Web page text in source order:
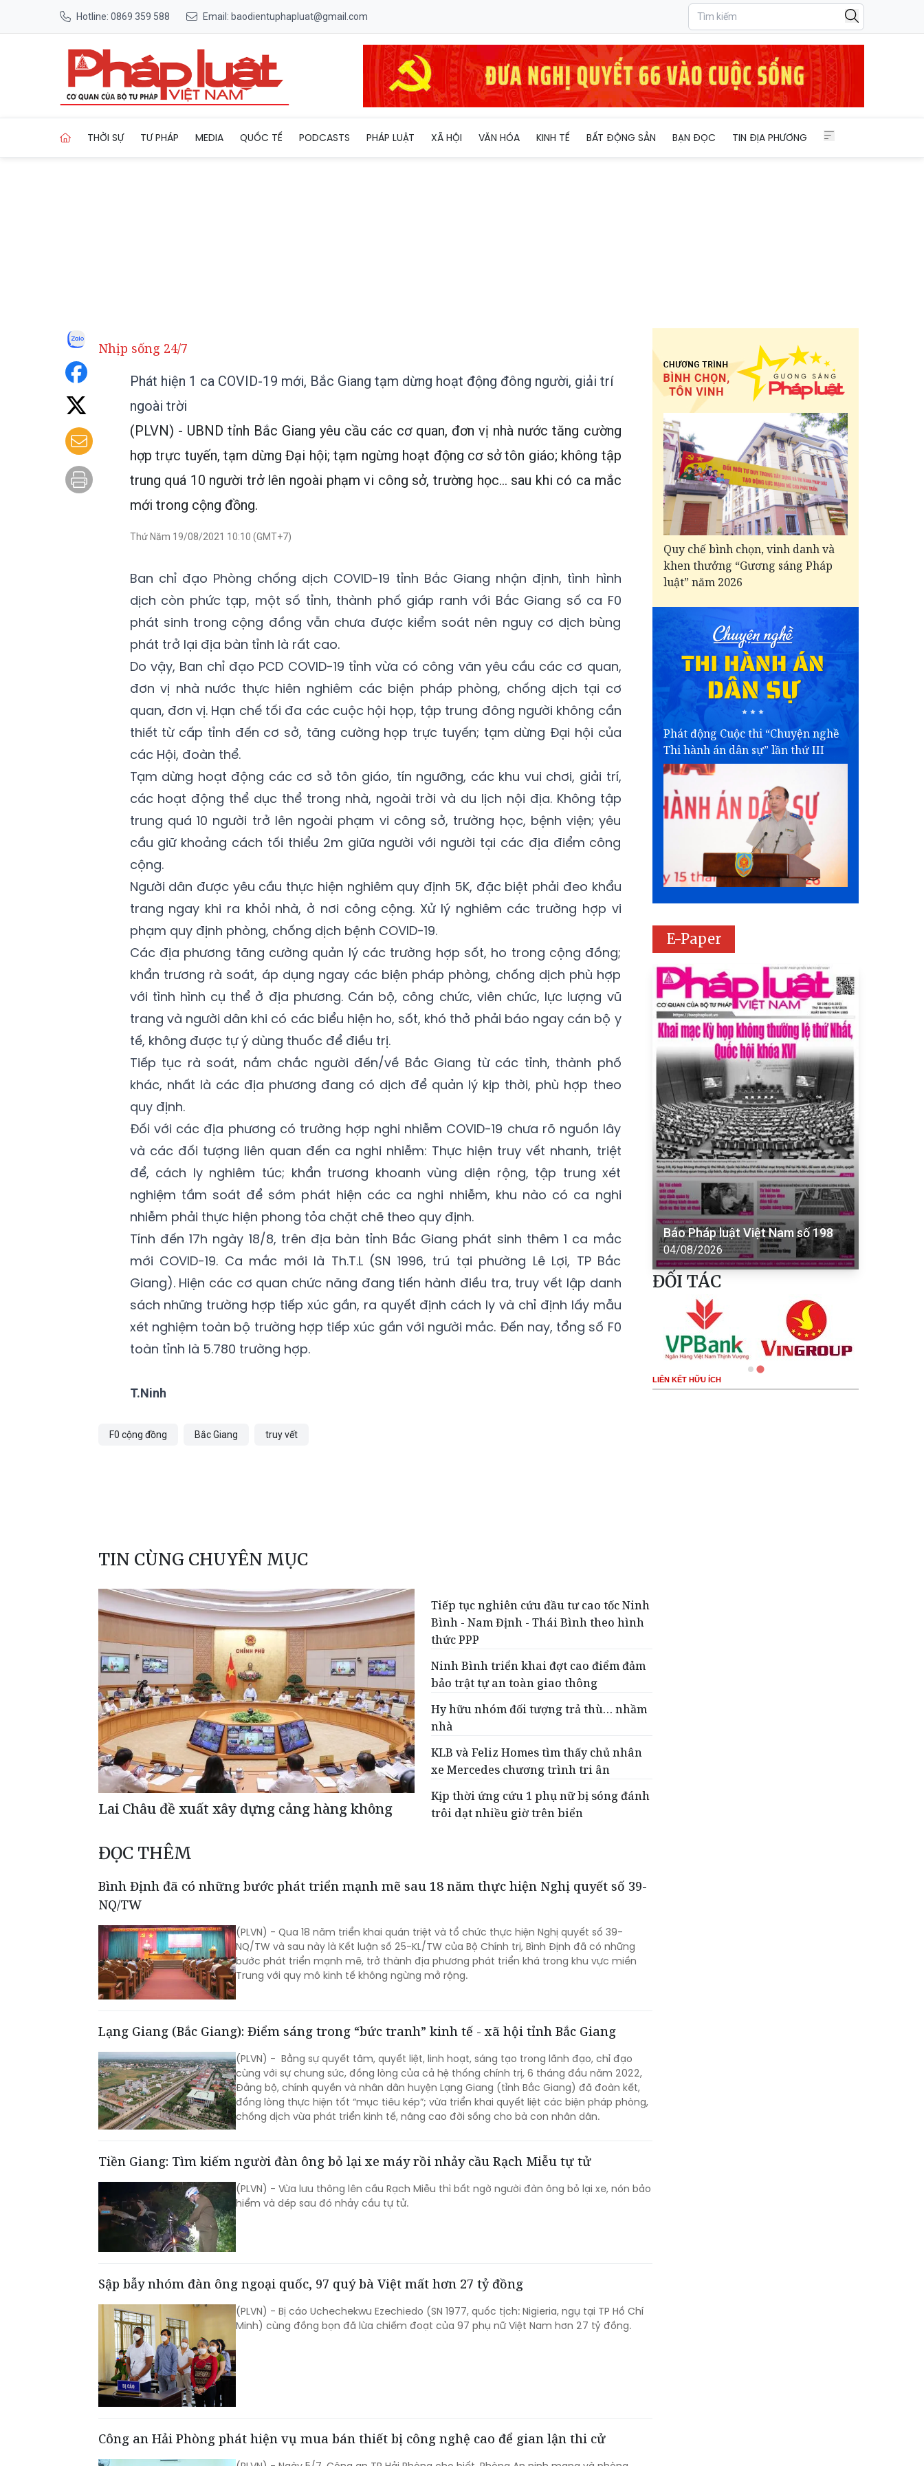
Hotline: 0869 359 588 Email: baodientuphapluat@gmail.com
THỜI SỰ TƯ PHÁP MEDIA QUỐC TẾ PODCASTS PHÁP LUẬT XÃ HỘI VĂN HÓA KINH TẾ BẤT ĐỘNG SẢN BẠN ĐỌC TIN ĐỊA PHƯƠNG
Nhịp sống 24/7
Phát hiện 1 ca COVID-19 mới, Bắc Giang tạm dừng hoạt động đông người, giải trí
ngoài trời
(PLVN) - UBND tỉnh Bắc Giang yêu cầu các cơ quan, đơn vị nhà nước tăng cường
hợp trực tuyến, tạm dừng Đại hội; tạm ngừng hoạt động cơ sở tôn giáo; không tập
trung quá 10 người trở lên ngoài phạm vi công sở, trường học… sau khi có ca mắc
mới trong cộng đồng.
Thứ Năm 19/08/2021 10:10 (GMT+7)
Ban chỉ đạo Phòng chống dịch COVID-19 tỉnh Bắc Giang nhận định, tình hình
dịch còn phức tạp, một số tỉnh, thành phố giáp ranh với Bắc Giang số ca F0
phát sinh trong cộng đồng vẫn chưa được kiểm soát nên nguy cơ dịch bùng
phát trở lại địa bàn tỉnh là rất cao.
Do vậy, Ban chỉ đạo PCD COVID-19 tỉnh vừa có công văn yêu cầu các cơ quan,
đơn vị nhà nước thực hiên nghiêm các biện pháp phòng, chống dịch tại cơ
quan, đơn vị. Hạn chế tối đa các cuộc hội họp, tập trung đông người không cần
thiết từ cấp tỉnh đến cơ sở, tăng cường họp trực tuyến; tạm dừng Đại hội của
các Hội, đoàn thể.
Tạm dừng hoạt động các cơ sở tôn giáo, tín ngưỡng, các khu vui chơi, giải trí,
các hoạt động thể dục thể trong nhà, ngoài trời và du lịch nội địa. Không tập
trung quá 10 người trở lên ngoài phạm vi công sở, trường học, bệnh viện; yêu
cầu giữ khoảng cách tối thiểu 2m giữa người với người tại các địa điểm công
cộng.
Người dân được yêu cầu thực hiện nghiêm quy định 5K, đặc biệt phải đeo khẩu
trang ngay khi ra khỏi nhà, ở nơi công cộng. Xử lý nghiêm các trường hợp vi
phạm quy định phòng, chống dịch bệnh COVID-19.
Các địa phương tăng cường quản lý các trường hợp sốt, ho trong cộng đồng;
khẩn trương rà soát, áp dụng ngay các biện pháp phòng, chống dịch phù hợp
với tình hình cụ thể ở địa phương. Cán bộ, công chức, viên chức, lực lượng vũ
trang và người dân khi có các biểu hiện ho, sốt, khó thở phải báo ngay cán bộ y
tế, không được tự ý dùng thuốc để điều trị.
Tiếp tục rà soát, nắm chắc người đến/về Bắc Giang từ các tỉnh, thành phố
khác, nhất là các địa phương đang có dịch để quản lý kịp thời, phù hợp theo
quy định.
Đối với các địa phương có trường hợp nghi nhiễm COVID-19 chưa rõ nguồn lây
và các đối tượng liên quan đến ca nghi nhiễm: Thực hiện truy vết nhanh, triệt
để, cách ly nghiêm túc; khẩn trương khoanh vùng diện rộng, tập trung xét
nghiệm tầm soát để sớm phát hiện các ca nghi nhiễm, khu nào có ca nghi
nhiễm phải thực hiện phong tỏa chặt chẽ theo quy định.
Tính đến 17h ngày 18/8, trên địa bàn tỉnh Bắc Giang phát sinh thêm 1 ca mắc
mới COVID-19. Ca mắc mới là Th.T.L (SN 1996, trú tại phường Lê Lợi, TP Bắc
Giang). Hiện các cơ quan chức năng đang tiến hành điều tra, truy vết lập danh
sách những trường hợp tiếp xúc gần, ra quyết định cách ly và chỉ định lấy mẫu
xét nghiệm toàn bộ trường hợp tiếp xúc gần với người mắc. Đến nay, tổng số F0
toàn tỉnh là 5.780 trường hợp.
T.Ninh
F0 cộng đồng Bắc Giang truy vết
TIN CÙNG CHUYÊN MỤC
Lai Châu đề xuất xây dựng cảng hàng không
Tiếp tục nghiên cứu đầu tư cao tốc Ninh
Bình - Nam Định - Thái Bình theo hình
thức PPP
Ninh Bình triển khai đợt cao điểm đảm
bảo trật tự an toàn giao thông
Hy hữu nhóm đối tượng trả thù… nhầm
nhà
KLB và Feliz Homes tìm thấy chủ nhân
xe Mercedes chương trình tri ân
Kịp thời ứng cứu 1 phụ nữ bị sóng đánh
trôi dạt nhiều giờ trên biển
ĐỌC THÊM
Bình Định đã có những bước phát triển mạnh mẽ sau 18 năm thực hiện Nghị quyết số 39-
NQ/TW
(PLVN) - Qua 18 năm triển khai quán triệt và tổ chức thực hiện Nghị quyết số 39-
NQ/TW và sau này là Kết luận số 25-KL/TW của Bộ Chính trị, Bình Định đã có những
bước phát triển mạnh mẽ, trở thành địa phương phát triển khá trong khu vực miền
Trung với quy mô kinh tế không ngừng mở rộng.
Lạng Giang (Bắc Giang): Điểm sáng trong “bức tranh” kinh tế - xã hội tỉnh Bắc Giang
(PLVN) - Bằng sự quyết tâm, quyết liệt, linh hoạt, sáng tạo trong lãnh đạo, chỉ đạo
cùng với sự chung sức, đồng lòng của cả hệ thống chính trị, 6 tháng đầu năm 2022,
Đảng bộ, chính quyền và nhân dân huyện Lạng Giang (tỉnh Bắc Giang) đã đoàn kết,
đồng lòng thực hiện tốt “mục tiêu kép”; vừa triển khai quyết liệt các biện pháp phòng,
chống dịch vừa phát triển kinh tế, nâng cao đời sống cho bà con nhân dân.
Tiền Giang: Tìm kiếm người đàn ông bỏ lại xe máy rồi nhảy cầu Rạch Miễu tự tử
(PLVN) - Vừa lưu thông lên cầu Rạch Miễu thì bất ngờ người đàn ông bỏ lại xe, nón bảo
hiểm và dép sau đó nhảy cầu tự tử.
Sập bẫy nhóm đàn ông ngoại quốc, 97 quý bà Việt mất hơn 27 tỷ đồng
(PLVN) - Bị cáo Uchechekwu Ezechiedo (SN 1977, quốc tịch: Nigieria, ngụ tại TP Hồ Chí
Minh) cùng đồng bọn đã lừa chiếm đoạt của 97 phụ nữ Việt Nam hơn 27 tỷ đồng.
Công an Hải Phòng phát hiện vụ mua bán thiết bị công nghệ cao để gian lận thi cử
Quy chế bình chọn, vinh danh và
khen thưởng “Gương sáng Pháp
luật” năm 2026
Phát động Cuộc thi “Chuyện nghề
Thi hành án dân sự” lần thứ III
E-Paper
Báo Pháp luật Việt Nam số 198
04/08/2026
ĐỐI TÁC
LIÊN KẾT HỮU ÍCH